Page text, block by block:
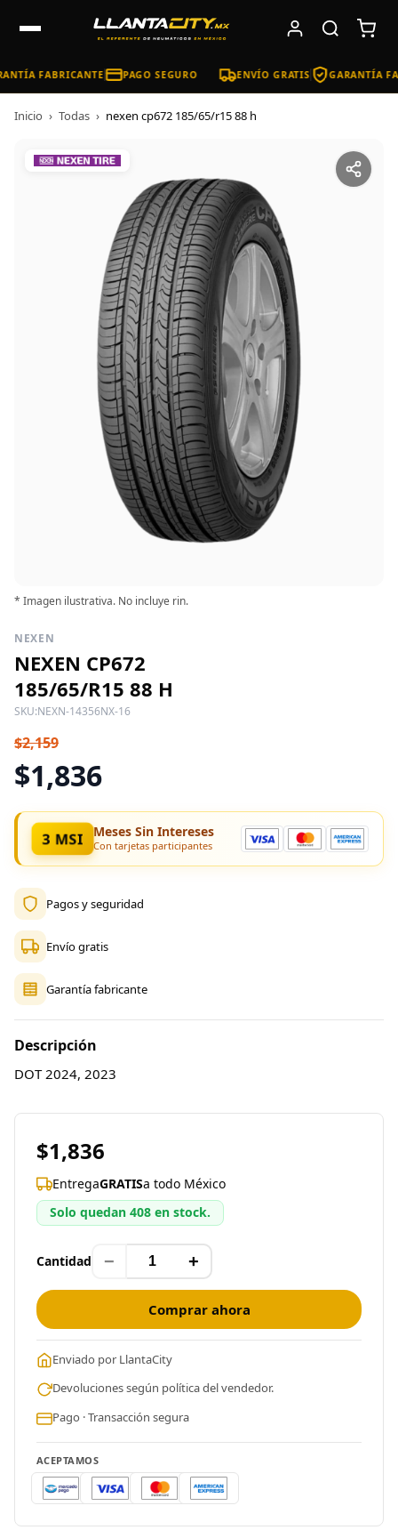
FABRICANTE PAGO SEGURO ENVÍO GRATIS GARANTÍA
Inicio › Todas › nexen cp672 185/65/r15 88 h
* Imagen ilustrativa. No incluye rin.
NEXEN
NEXEN CP672
185/65/R15 88 H
SKU:NEXN-14356NX-16
$2,159
$1,836
3 MSI Meses Sin Intereses
Con tarjetas participantes
Pagos y seguridad
Envío gratis
Garantía fabricante
Descripción
DOT 2024, 2023
$1,836
EntregaGRATISa todo México
Solo quedan 408 en stock.
Cantidad − +
Comprar ahora
Enviado por LlantaCity
Devoluciones según política del vendedor.
Pago · Transacción segura
ACEPTAMOS